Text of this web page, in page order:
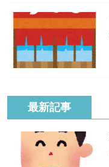
最新記事